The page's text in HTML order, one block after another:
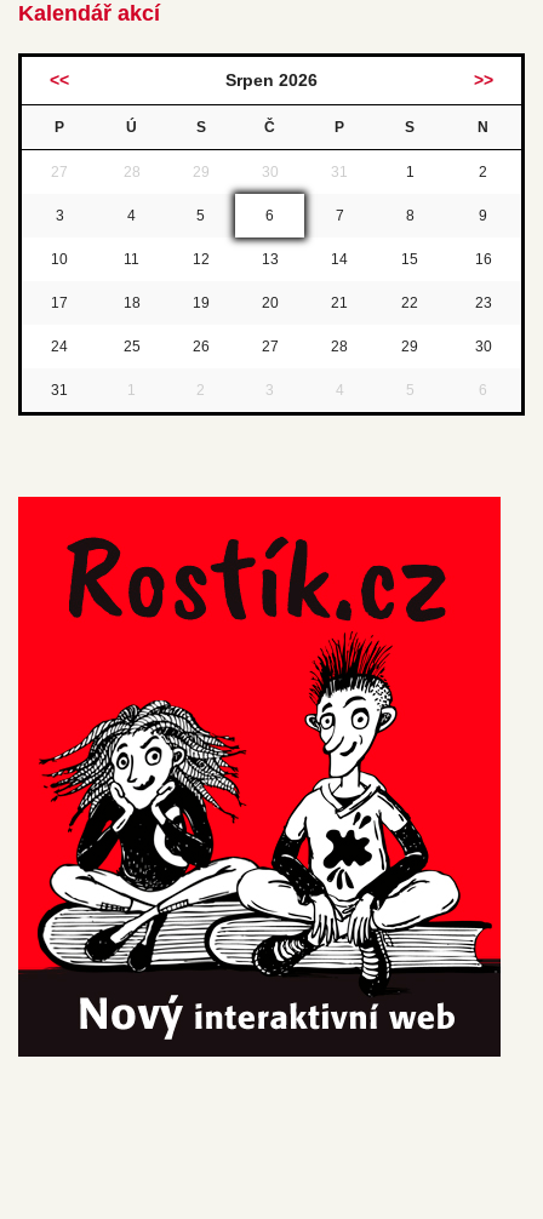
Kalendář akcí
<< Srpen 2026 >>
P Ú S Č P S N
27 28 29 30 31 1 2
3 4 5 6 7 8 9
10 11 12 13 14 15 16
17 18 19 20 21 22 23
24 25 26 27 28 29 30
31 1 2 3 4 5 6